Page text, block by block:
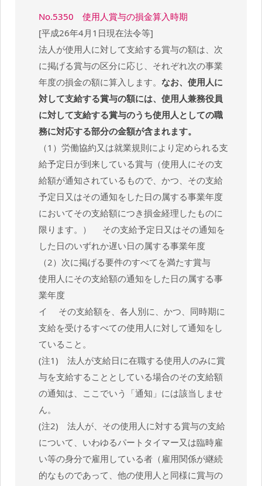
No.5350 使用人賞与の損金算入時期
[平成26年4月1日現在法令等]
法人が使用人に対して支給する賞与の額は、次
に掲げる賞与の区分に応じ、それぞれ次の事業
年度の損金の額に算入します。 なお、使用人に
対して支給する賞与の額には、使用人兼務役員
に対して支給する賞与のうち使用人としての職
務に対応する部分の金額が含まれます。
（1）労働協約又は就業規則により定められる支
給予定日が到来している賞与（使用人にその支
給額が通知されているもので、かつ、その支給
予定日又はその通知をした日の属する事業年度
においてその支給額につき損金経理したものに
限ります。） その支給予定日又はその通知を
した日のいずれか遅い日の属する事業年度
（2）次に掲げる要件のすべてを満たす賞与
使用人にその支給額の通知をした日の属する事
業年度
イ その支給額を、各人別に、かつ、同時期に
支給を受けるすべての使用人に対して通知をし
ていること。
(注1) 法人が支給日に在職する使用人のみに賞
与を支給することとしている場合のその支給額
の通知は、ここでいう「通知」には該当しませ
ん。
(注2) 法人が、その使用人に対する賞与の支給
について、いわゆるパートタイマー又は臨時雇
い等の身分で雇用している者（雇用関係が継続
的なものであって、他の使用人と同様に賞与の